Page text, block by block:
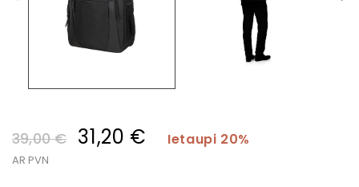
39,00 € 31,20 € Ietaupi 20%
AR PVN